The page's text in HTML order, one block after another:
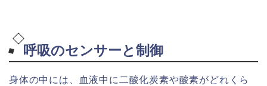
呼吸のセンサーと制御
身体の中には、血液中に二酸化炭素や酸素がどれくら